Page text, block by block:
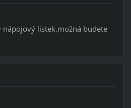
nápojový listek,možná budete